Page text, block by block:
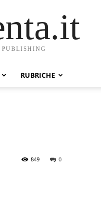
PUBLISHING
RUBRICHE
0
849